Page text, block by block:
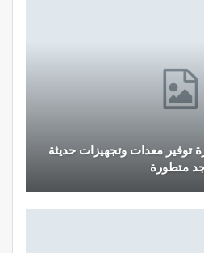
توفير معدات وتجهيزات حديثة
متطورة